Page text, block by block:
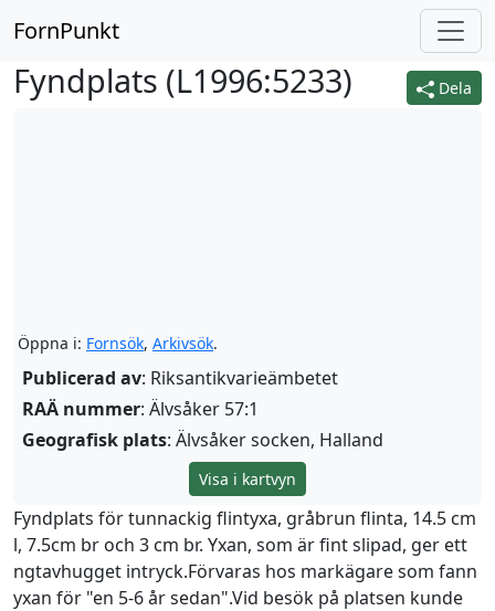
FornPunkt
Dela
Fyndplats (L1996:5233)
Öppna i: Fornsök, Arkivsök.
Publicerad av: Riksantikvarieämbetet
RAÄ nummer: Älvsåker 57:1
Geografisk plats: Älvsåker socken, Halland
Visa i kartvyn
Fyndplats för tunnackig flintyxa, gråbrun flinta, 14.5 cm
l, 7.5cm br och 3 cm br. Yxan, som är fint slipad, ger ett
ngtavhugget intryck.Förvaras hos markägare som fann
yxan för "en 5-6 år sedan".Vid besök på platsen kunde